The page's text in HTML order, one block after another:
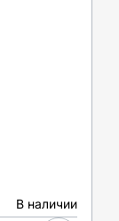
В наличии